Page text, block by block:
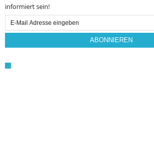
informiert sein!
Email
Subscription
ABONNIEREN